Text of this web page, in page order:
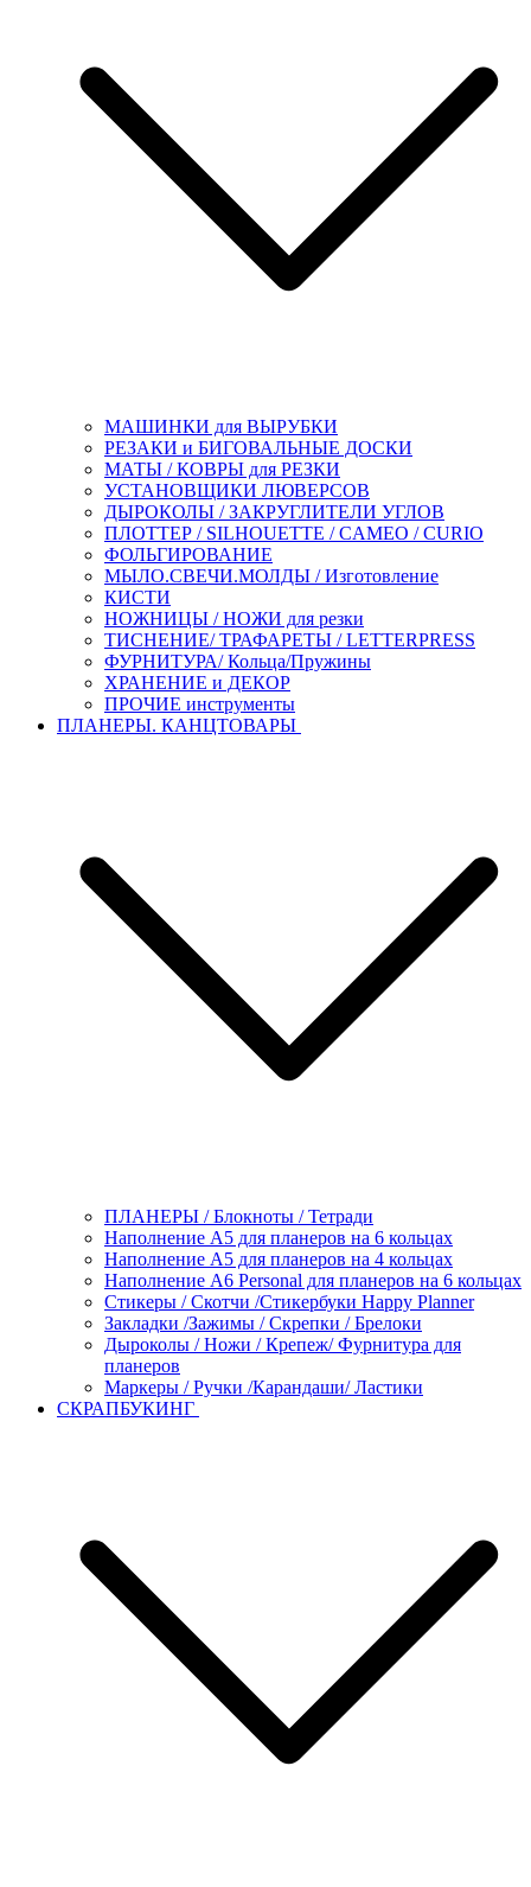
МАШИНКИ для ВЫРУБКИ
РЕЗАКИ и БИГОВАЛЬНЫЕ ДОСКИ
МАТЫ / КОВРЫ для РЕЗКИ
УСТАНОВЩИКИ ЛЮВЕРСОВ
ДЫРОКОЛЫ / ЗАКРУГЛИТЕЛИ УГЛОВ
ПЛОТТЕР / SILHOUETTE / CAMEO / CURIO
ФОЛЬГИРОВАНИЕ
МЫЛО.СВЕЧИ.МОЛДЫ / Изготовление
КИСТИ
НОЖНИЦЫ / НОЖИ для резки
ТИСНЕНИЕ/ ТРАФАРЕТЫ / LETTERPRESS
ФУРНИТУРА/ Кольца/Пружины
ХРАНЕНИЕ и ДЕКОР
ПРОЧИЕ инструменты
ПЛАНЕРЫ. КАНЦТОВАРЫ
ПЛАНЕРЫ / Блокноты / Тетради
Наполнение А5 для планеров на 6 кольцах
Наполнение А5 для планеров на 4 кольцах
Наполнение А6 Personal для планеров на 6 кольцах
Стикеры / Скотчи /Стикербуки Happy Planner
Закладки /Зажимы / Скрепки / Брелоки
Дыроколы / Ножи / Крепеж/ Фурнитура для
планеров
Маркеры / Ручки /Карандаши/ Ластики
СКРАПБУКИНГ